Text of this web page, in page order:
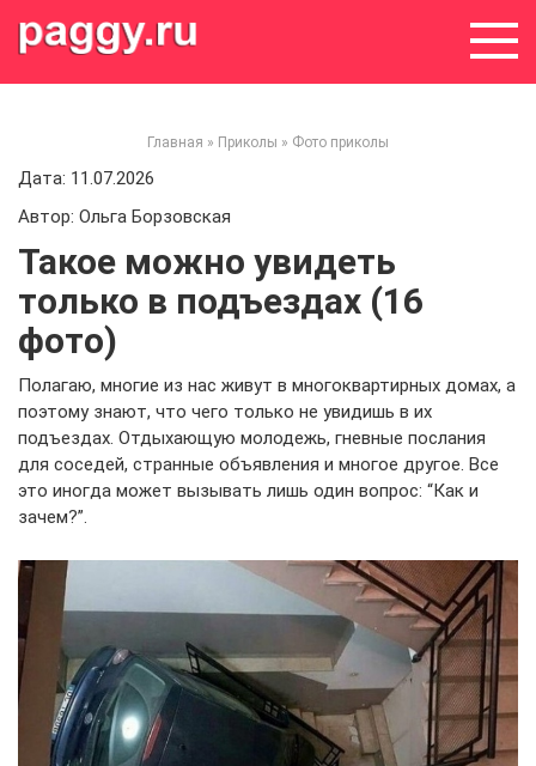
Главная » Приколы » Фото приколы
Дата: 11.07.2026
Автор: Ольга Борзовская
Такое можно увидеть
только в подъездах (16
фото)
Полагаю, многие из нас живут в многоквартирных домах, а
поэтому знают, что чего только не увидишь в их
подъездах. Отдыхающую молодежь, гневные послания
для соседей, странные объявления и многое другое. Все
это иногда может вызывать лишь один вопрос: “Как и
зачем?”.